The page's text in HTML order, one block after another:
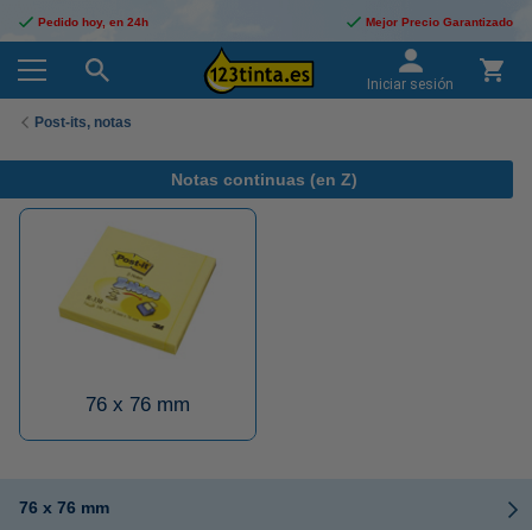
Pedido hoy, en 24h Mejor Precio Garantizado
Iniciar sesión
Post-its, notas
Notas continuas (en Z)
76 x 76 mm
76 x 76 mm